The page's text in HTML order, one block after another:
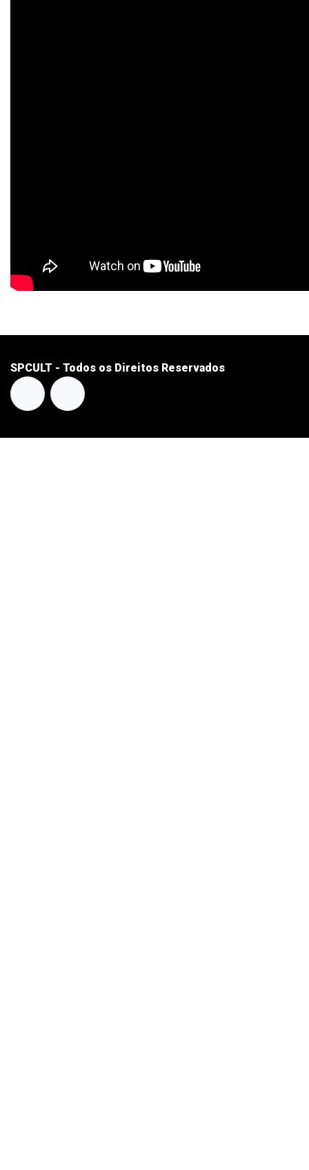
SPCULT - Todos os Direitos Reservados